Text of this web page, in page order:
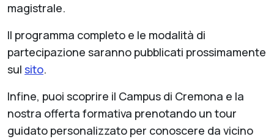
magistrale.
Il programma completo e le modalità di
partecipazione saranno pubblicati prossimamente
sul sito.
Infine, puoi scoprire il Campus di Cremona e la
nostra offerta formativa prenotando un tour
guidato personalizzato per conoscere da vicino